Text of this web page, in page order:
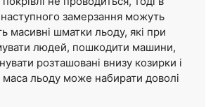
наступного замерзання можуть
масивні шматки льоду, які при
людей, пошкодити машини,
розташовані внизу козирки і
маса льоду може набирати доволі